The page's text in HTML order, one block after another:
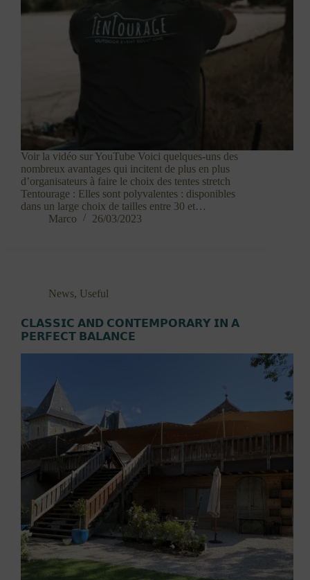
Voir la vidéo sur YouTube Voici quelques-uns des
nombreux avantages qui incitent de plus en plus
d’organisateurs à faire le choix des tentes stretch
Tentourage : Elles sont polyvalentes : disponibles
dans un large choix de tailles entre 30 et…
Marco
26/03/2023
News, Useful
𝗖𝗟𝗔𝗦𝗦𝗜𝗖 𝗔𝗡𝗗 𝗖𝗢𝗡𝗧𝗘𝗠𝗣𝗢𝗥𝗔𝗥𝗬 𝗜𝗡 𝗔
𝗣𝗘𝗥𝗙𝗘𝗖𝗧 𝗕𝗔𝗟𝗔𝗡𝗖𝗘